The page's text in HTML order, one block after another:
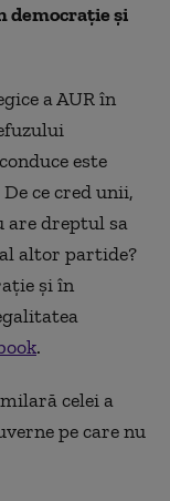
democrație și
a AUR în
este
ce cred unii,
are dreptul sa
altor partide?
și în
.
celei a
pe care nu